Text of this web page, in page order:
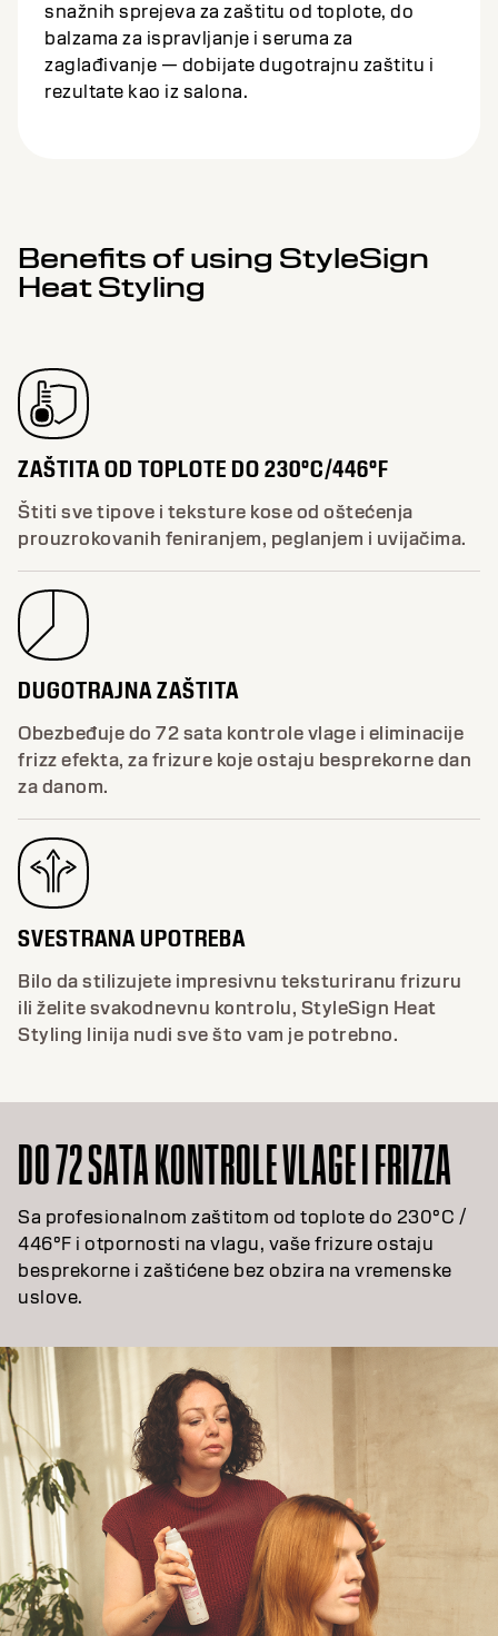
snažnih sprejeva za zaštitu od toplote, do
balzama za ispravljanje i seruma za
zaglađivanje — dobijate dugotrajnu zaštitu i
rezultate kao iz salona.
Benefits of using StyleSign
Heat Styling
ZAŠTITA OD TOPLOTE DO 230°C/446°F
Štiti sve tipove i teksture kose od oštećenja
prouzrokovanih feniranjem, peglanjem i uvijačima.
DUGOTRAJNA ZAŠTITA
Obezbeđuje do 72 sata kontrole vlage i eliminacije
frizz efekta, za frizure koje ostaju besprekorne dan
za danom.
SVESTRANA UPOTREBA
Bilo da stilizujete impresivnu teksturiranu frizuru
ili želite svakodnevnu kontrolu, StyleSign Heat
Styling linija nudi sve što vam je potrebno.
DO 72 SATA KONTROLE VLAGE I FRIZZA
Sa profesionalnom zaštitom od toplote do 230°C /
446°F i otpornosti na vlagu, vaše frizure ostaju
besprekorne i zaštićene bez obzira na vremenske
uslove.